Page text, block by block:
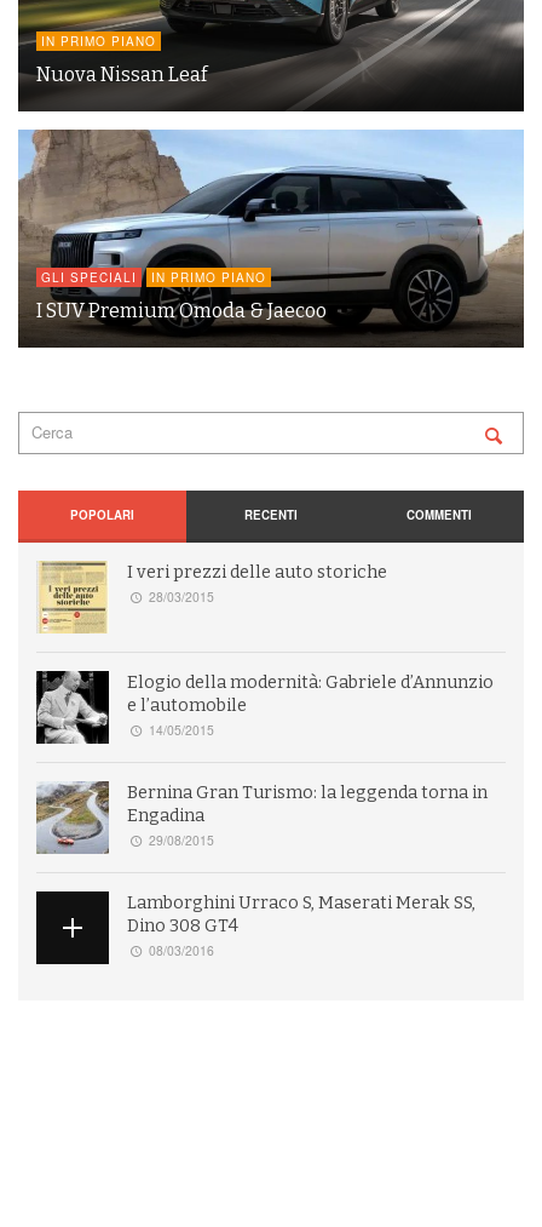
IN PRIMO PIANO
Nuova Nissan Leaf
GLI SPECIALI IN PRIMO PIANO
I SUV Premium Omoda & Jaecoo
POPOLARI RECENTI COMMENTI
I veri prezzi delle auto storiche
28/03/2015
Elogio della modernità: Gabriele d’Annunzio
e l’automobile
14/05/2015
Bernina Gran Turismo: la leggenda torna in
Engadina
29/08/2015
Lamborghini Urraco S, Maserati Merak SS,
Dino 308 GT4
08/03/2016